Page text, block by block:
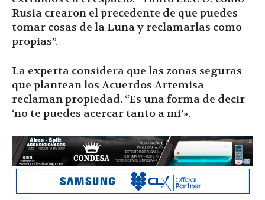
Rusia crearon el precedente de que puedes
tomar cosas de la Luna y reclamarlas como
propias”.
La experta considera que las zonas seguras
que plantean los Acuerdos Artemisa
reclaman propiedad. “Es una forma de decir
‘no te puedes acercar tanto a mi’».